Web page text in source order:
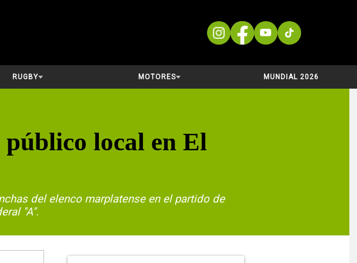
RUGBY MOTORES MUNDIAL 2026
local en El
del elenco marplatense en el partido de
"A".